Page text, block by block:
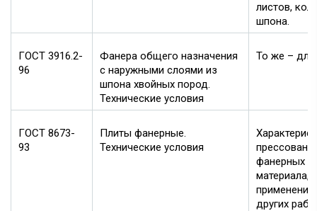
листов,
шпона.
ГОСТ 3916.2-
96
Фанера общего назначения
с наружными слоями из
шпона хвойных пород.
Технические условия
То же –
ГОСТ 8673-
93
Плиты фанерные.
Технические условия
фанерных
материала,
других